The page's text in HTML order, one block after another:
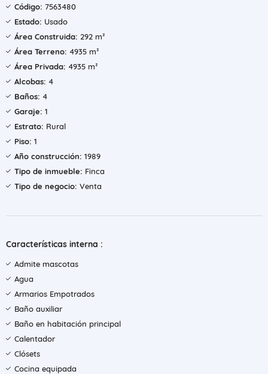
Código: 7563480
Estado: Usado
Área Construida: 292 m²
Área Terreno: 4935 m²
Área Privada: 4935 m²
Alcobas: 4
Baños: 4
Garaje: 1
Estrato: Rural
Piso: 1
Año construcción: 1989
Tipo de inmueble: Finca
Tipo de negocio: Venta
Características interna :
Admite mascotas
Agua
Armarios Empotrados
Baño auxiliar
Baño en habitación principal
Calentador
Clósets
Cocina equipada